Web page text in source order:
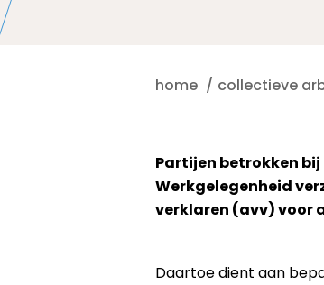
home collectieve
Partijen betrokken
Werkgelegenheid
verklaren (avv) voor
Daartoe dient aan